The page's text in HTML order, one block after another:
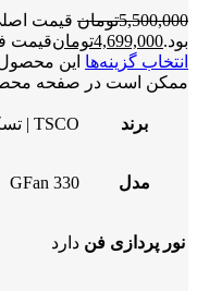
5,500,000تومان
بود.4,699,000تومانقیمت فعلی
انتخاب گزینه‌ها این
ممکن است در صفحه
برند TSCO | تسکو
مدل GFan 330
نور پردازی فن دارد